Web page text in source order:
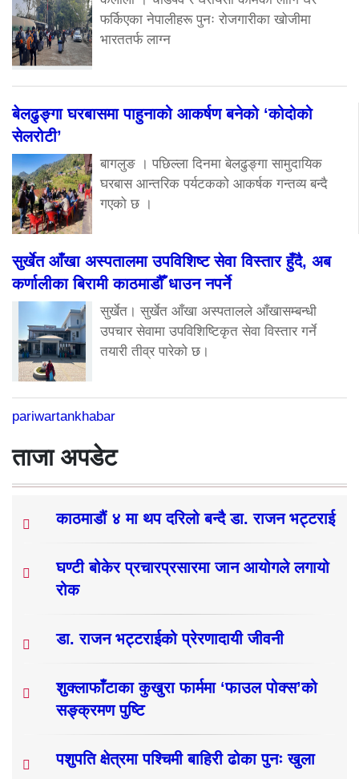
फर्किएका नेपालीहरू पुनः रोजगारीका खोजीमा
भारततर्फ लाग्न
बेलढुङ्गा घरबासमा पाहुनाको आकर्षण बनेको ‘कोदोको
सेलरोटी’
बागलुङ । पछिल्ला दिनमा बेलढुङ्गा सामुदायिक
घरबास आन्तरिक पर्यटकको आकर्षक गन्तव्य बन्दै
गएको छ ।
सुर्खेत आँखा अस्पतालमा उपविशिष्ट सेवा विस्तार हुँदै, अब
कर्णालीका बिरामी काठमाडौँ धाउन नपर्ने
सुर्खेत। सुर्खेत आँखा अस्पतालले आँखासम्बन्धी
उपचार सेवामा उपविशिष्टिकृत सेवा विस्तार गर्ने
तयारी तीव्र पारेको छ।
pariwartankhabar
ताजा अपडेट
काठमाडौं ४ मा थप दरिलो बन्दै डा. राजन भट्टराई
घण्टी बोकेर प्रचारप्रसारमा जान आयोगले लगायो
रोक
डा. राजन भट्टराईको प्रेरणादायी जीवनी
शुक्लाफाँटाका कुखुरा फार्ममा ‘फाउल पोक्स’को
सङ्क्रमण पुष्टि
पशुपति क्षेत्रमा पश्चिमी बाहिरी ढोका पुनः खुला